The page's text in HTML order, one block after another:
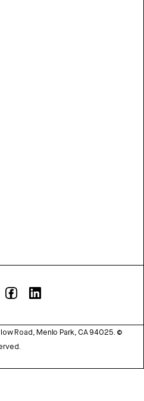
Road, Menlo Park, CA 94025. ©